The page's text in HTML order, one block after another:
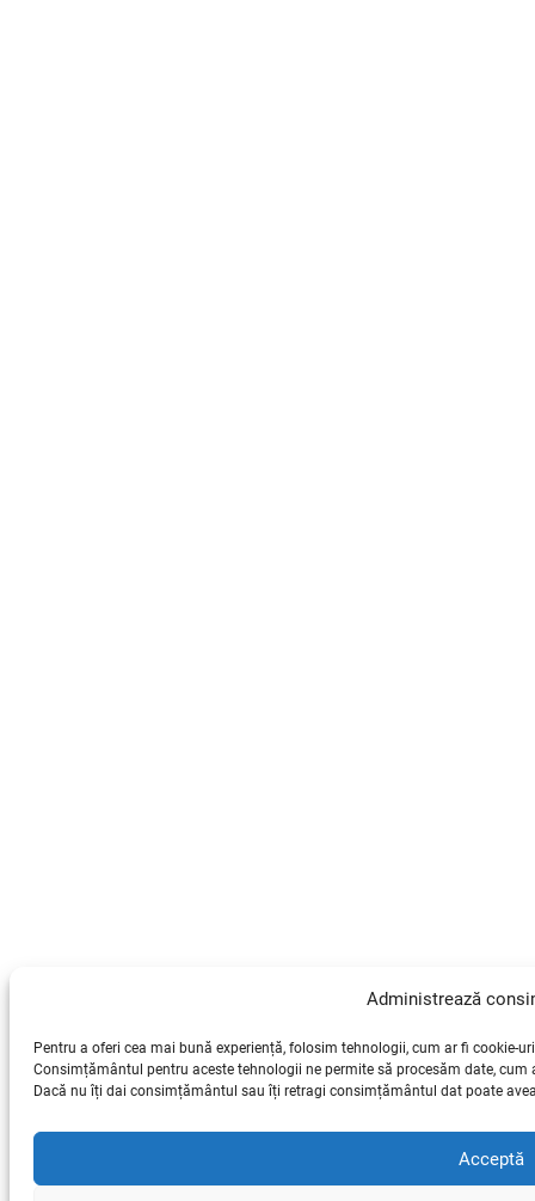
Administrează
Pentru a oferi cea mai bună experiență, folosim tehnologii, cum ar fi cookie-
Consimțământul pentru aceste tehnologii ne permite să procesăm date,
Dacă nu îți dai consimțământul sau îți retragi consimțământul dat poate
Acceptă